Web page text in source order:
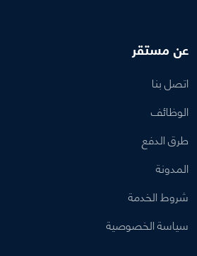
عن مستقر
اتصل بنا
الوظائف
طرق الدفع
المدونة
شروط الخدمة
سياسة الخصوصية